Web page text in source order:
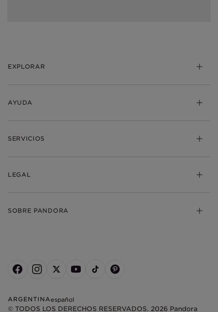
EXPLORAR
AYUDA
SERVICIOS
LEGAL
SOBRE PANDORA
ARGENTINAespañol
© TODOS LOS DERECHOS RESERVADOS. 2026 Pandora